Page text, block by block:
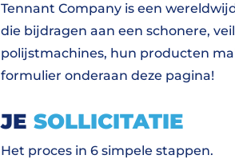
Tennant Company is een
die bijdragen aan een schonere,
polijstmachines, hun producten
formulier onderaan deze pagina!
JE SOLLICITATIE
Het proces in 6 simpele stappen.